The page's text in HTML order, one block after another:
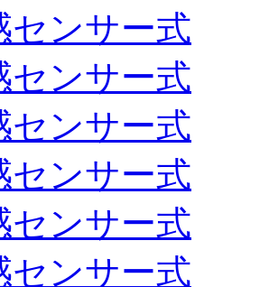
センサー式
センサー式
センサー式
センサー式
センサー式
センサー式